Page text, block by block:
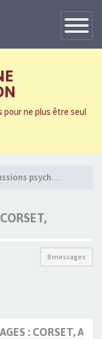
Toggle
pour ne plus être seul
8 messages
: CORSET,